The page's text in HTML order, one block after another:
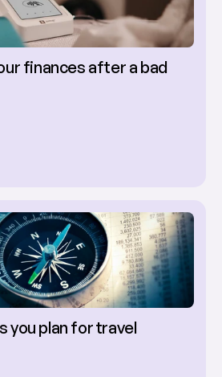
finances after a bad
you plan for travel